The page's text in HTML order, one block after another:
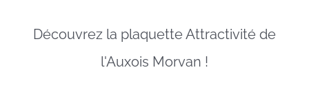
Découvrez la plaquette Attractivité de
l'Auxois Morvan !